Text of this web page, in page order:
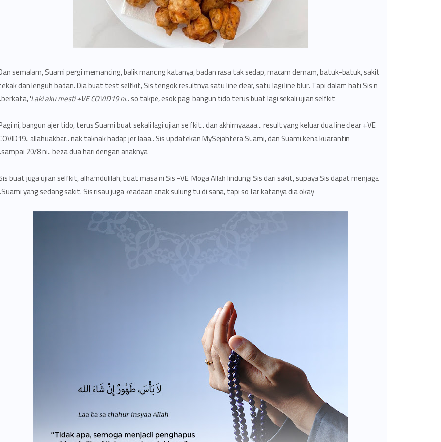
semalam, Suami pergi memancing, balik mancing katanya, badan rasa tak sedap, macam demam, batuk-batuk, sakit
dan lenguh badan. Dia buat test selfkit, Sis tengok resultnya satu line clear, satu lagi line blur. Tapi dalam hati Sis ni
berkata, 'Laki aku mesti +VE COVID19 ni'.. so takpe, esok pagi bangun tido terus buat lagi sekali ujian selfkit.
ni, bangun ajer tido, terus Suami buat sekali lagi ujian selfkit.. dan akhirnyaaaa... result yang keluar dua line clear +VE
allahuakbar.. nak taknak hadap jer laaa.. Sis updatekan MySejahtera Suami, dan Suami kena kuarantin
sampai 20/8 ni.. beza dua hari dengan anaknya.
buat juga ujian selfkit, alhamdulilah, buat masa ni Sis -VE. Moga Allah lindungi Sis dari sakit, supaya Sis dapat menjaga
Suami yang sedang sakit. Sis risau juga keadaan anak sulung tu di sana, tapi so far katanya dia okay.